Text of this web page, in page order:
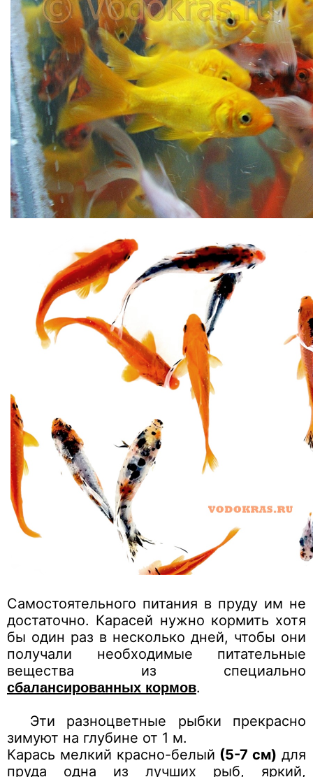
Самостоятельного питания в пруду им не
достаточно. Карасей нужно кормить хотя
бы один раз в несколько дней, чтобы они
получали необходимые питательные
вещества из специально
сбалансированных кормов.
Эти разноцветные рыбки прекрасно
зимуют на глубине от 1 м.
Карась мелкий красно-белый (5-7 см) для
пруда одна из лучших рыб, яркий,